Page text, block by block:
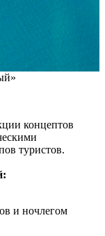
концептов
туристов.
и ночлегом